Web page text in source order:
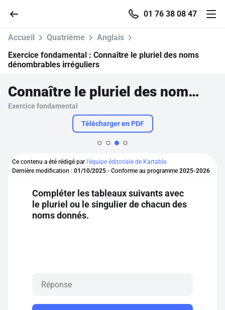
01 76 38 08 47
Parcourir
Se connecter
S'inscrire gratuitement
Pour profiter de 10 contenus offerts.
Accueil Quatrième
Anglais
Exercice fondamental : Connaître le pluriel des noms
dénombrables irréguliers
Connaître le pluriel des noms dénombrables irréguliers
Exercice fondamental
Télécharger en PDF
Ce contenu a été rédigé par l'équipe éditoriale de Kartable.
Dernière modification : 01/10/2025 - Conforme au programme 2025-2026
Compléter les tableaux suivants avec
le pluriel ou le singulier de chacun des
noms donnés.